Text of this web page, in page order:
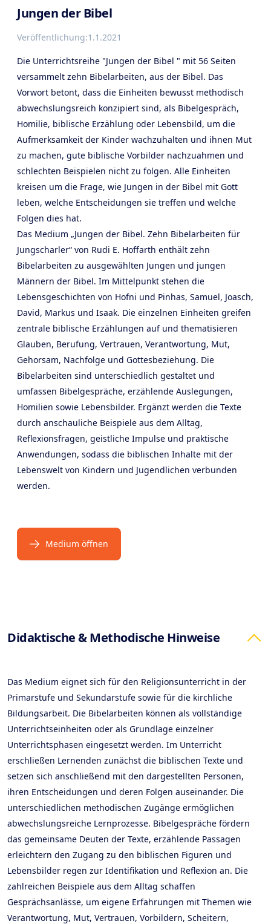
Jungen der Bibel
Veröffentlichung:1.1.2021
Die Unterrichtsreihe "Jungen der Bibel " mit 56 Seiten
versammelt zehn Bibelarbeiten, aus der Bibel. Das
Vorwort betont, dass die Einheiten bewusst methodisch
abwechslungsreich konzipiert sind, als Bibelgespräch,
Homilie, biblische Erzählung oder Lebensbild, um die
Aufmerksamkeit der Kinder wachzuhalten und ihnen Mut
zu machen, gute biblische Vorbilder nachzuahmen und
schlechten Beispielen nicht zu folgen. Alle Einheiten
kreisen um die Frage, wie Jungen in der Bibel mit Gott
leben, welche Entscheidungen sie treffen und welche
Folgen dies hat.
Das Medium „Jungen der Bibel. Zehn Bibelarbeiten für
Jungscharler“ von Rudi E. Hoffarth enthält zehn
Bibelarbeiten zu ausgewählten Jungen und jungen
Männern der Bibel. Im Mittelpunkt stehen die
Lebensgeschichten von Hofni und Pinhas, Samuel, Joasch,
David, Markus und Isaak. Die einzelnen Einheiten greifen
zentrale biblische Erzählungen auf und thematisieren
Glauben, Berufung, Vertrauen, Verantwortung, Mut,
Gehorsam, Nachfolge und Gottesbeziehung. Die
Bibelarbeiten sind unterschiedlich gestaltet und
umfassen Bibelgespräche, erzählende Auslegungen,
Homilien sowie Lebensbilder. Ergänzt werden die Texte
durch anschauliche Beispiele aus dem Alltag,
Reflexionsfragen, geistliche Impulse und praktische
Anwendungen, sodass die biblischen Inhalte mit der
Lebenswelt von Kindern und Jugendlichen verbunden
werden.
Medium öffnen
Products
Didaktische & Methodische Hinweise
Das Medium eignet sich für den Religionsunterricht in der
Primarstufe und Sekundarstufe sowie für die kirchliche
Bildungsarbeit. Die Bibelarbeiten können als vollständige
Unterrichtseinheiten oder als Grundlage einzelner
Unterrichtsphasen eingesetzt werden. Im Unterricht
erschließen Lernenden zunächst die biblischen Texte und
setzen sich anschließend mit den dargestellten Personen,
ihren Entscheidungen und deren Folgen auseinander. Die
unterschiedlichen methodischen Zugänge ermöglichen
abwechslungsreiche Lernprozesse. Bibelgespräche fördern
das gemeinsame Deuten der Texte, erzählende Passagen
erleichtern den Zugang zu den biblischen Figuren und
Lebensbilder regen zur Identifikation und Reflexion an. Die
zahlreichen Beispiele aus dem Alltag schaffen
Gesprächsanlässe, um eigene Erfahrungen mit Themen wie
Verantwortung, Mut, Vertrauen, Vorbildern, Scheitern,